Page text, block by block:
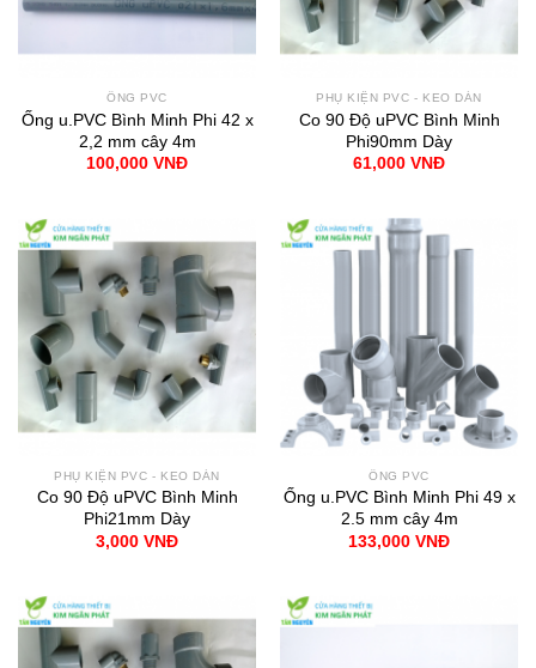
ỐNG PVC
Ống u.PVC Bình Minh Phi 42 x
2,2 mm cây 4m
100,000 VNĐ
PHỤ KIỆN PVC - KEO DÁN
Co 90 Độ uPVC Bình Minh
Phi90mm Dày
61,000 VNĐ
PHỤ KIỆN PVC - KEO DÁN
Co 90 Độ uPVC Bình Minh
Phi21mm Dày
3,000 VNĐ
ỐNG PVC
Ống u.PVC Bình Minh Phi 49 x
2.5 mm cây 4m
133,000 VNĐ